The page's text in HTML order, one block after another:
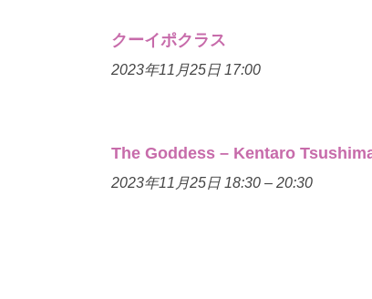
クーイポクラス
2023年11月25日 17:00
The Goddess – Kentaro
2023年11月25日 18:30 – 20:30